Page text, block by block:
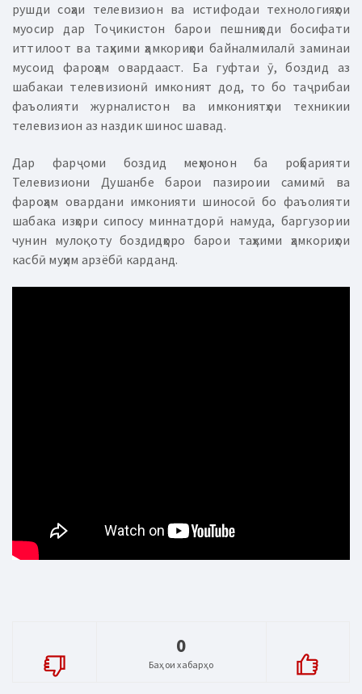
рушди соҳаи телевизион ва истифодаи технологияҳои
муосир дар Тоҷикистон барои пешниҳоди босифати
иттилоот ва таҳкими ҳамкориҳои байналмилалӣ заминаи
мусоид фароҳам овардааст. Ба гуфтаи ӯ, боздид аз
шабакаи телевизионӣ имконият дод, то бо таҷрибаи
фаъолияти журналистон ва имкониятҳои техникии
телевизион аз наздик шинос шавад.
Дар фарҷоми боздид меҳмонон ба роҳбарияти
Телевизиони Душанбе барои пазироии самимӣ ва
фароҳам овардани имконияти шиносоӣ бо фаъолияти
шабака изҳори сипосу миннатдорӣ намуда, баргузории
чунин мулоқоту боздидҳоро барои таҳкими ҳамкориҳои
касбӣ муҳим арзёбӣ карданд.
0
Баҳои хабарҳо